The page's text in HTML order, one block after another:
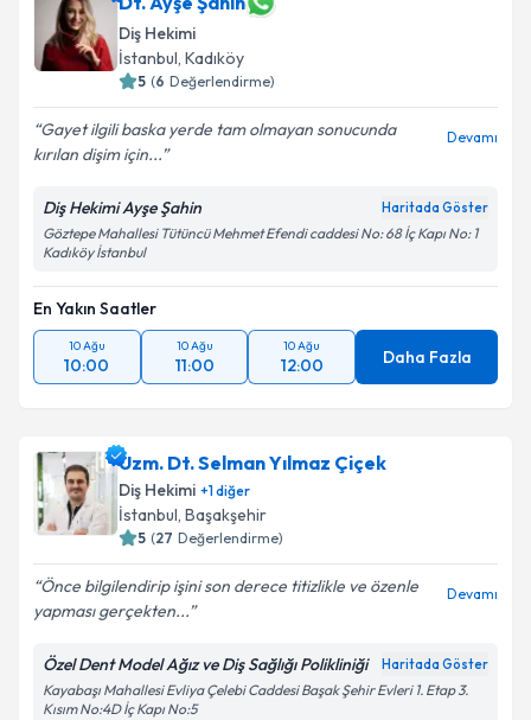
Diş Hekimi
İstanbul, Kadıköy
5 (6 Değerlendirme)
Gayet ilgili baska yerde tam olmayan sonucunda
kırılan dişim için...
Devamı
Diş Hekimi Ayşe Şahin Haritada Göster
Göztepe Mahallesi Tütüncü Mehmet Efendi caddesi No: 68 İç Kapı No: 1
Kadıköy İstanbul
En Yakın Saatler
10 Ağu
10:00
10 Ağu
11:00
10 Ağu
12:00 Daha Fazla
Uzm. Dt. Selman Yılmaz Çiçek
Diş Hekimi +1diğer
İstanbul, Başakşehir
5 (27 Değerlendirme)
Önce bilgilendirip işini son derece titizlikle ve özenle
yapması gerçekten...
Devamı
Özel Dent Model Ağız ve Diş Sağlığı Polikliniği Haritada Göster
Kayabaşı Mahallesi Evliya Çelebi Caddesi Başak Şehir Evleri 1. Etap 3.
Kısım No:4D İç Kapı No:5